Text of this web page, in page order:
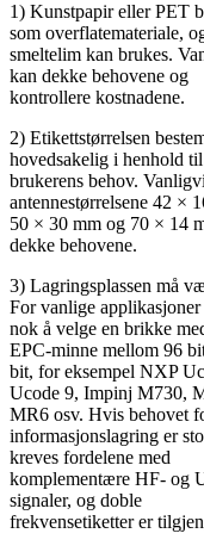
1) Kunstpapir eller PET
som overflatemateriale,
smeltelim kan brukes.
kan dekke behovene og
kontrollere kostnadene.
2) Etikettstørrelsen
hovedsakelig i henhold til
brukerens behov.
antennestørrelsene 42 ×
50 × 30 mm og 70 × 14
dekke behovene.
3) Lagringsplassen må
For vanlige applikasjoner
nok å velge en brikke
EPC-minne mellom 96
bit, for eksempel NXP
Ucode 9, Impinj M730,
MR6 osv. Hvis behovet
informasjonslagring er
kreves fordelene med
komplementære HF- og
signaler, og doble
frekvensetiketter er